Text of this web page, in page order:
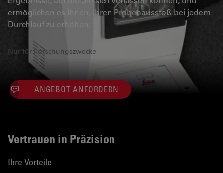
ermöglichen es Ihnen, Ihren Probenausstoß bei jedem
Durchlauf zu erhöhen.
Nur für Forschungszwecke
ANGEBOT ANFORDERN
Vertrauen in Präzision
Ihre Vorteile